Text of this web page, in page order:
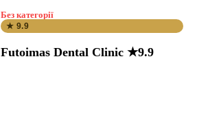
Без категорії
★ 9.9
Futoimas Dental Clinic ★9.9